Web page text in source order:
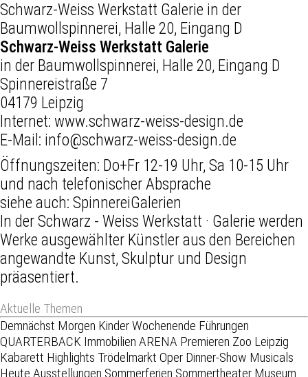
Schwarz-Weiss Werkstatt Galerie in der
Baumwollspinnerei, Halle 20, Eingang D
Schwarz-Weiss Werkstatt Galerie
in der Baumwollspinnerei, Halle 20, Eingang D
Spinnereistraße 7
04179 Leipzig
Internet: www.schwarz-weiss-design.de
E-Mail: info@schwarz-weiss-design.de
Öffnungszeiten: Do+Fr 12-19 Uhr, Sa 10-15 Uhr
und nach telefonischer Absprache
siehe auch: SpinnereiGalerien
In der Schwarz - Weiss Werkstatt · Galerie werden
Werke ausgewählter Künstler aus den Bereichen
angewandte Kunst, Skulptur und Design
präasentiert.
Aktuelle Themen
Demnächst Morgen KinderWochenende Führungen
QUARTERBACK Immobilien ARENA Premieren Zoo Leipzig
Kabarett Highlights Trödelmarkt Oper Dinner-Show Musicals
Heute Ausstellungen Sommerferien Sommertheater Museum